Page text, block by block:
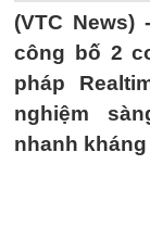
(VTC News)
công bố 2
pháp
nghiệm
nhanh